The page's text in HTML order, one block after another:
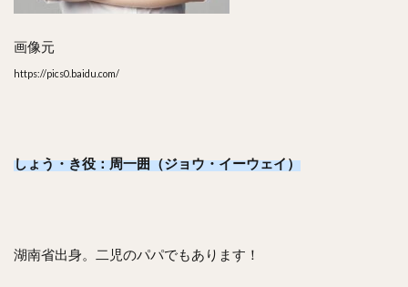
画像元
https://pics0.baidu.com/
しょう・き役：周一囲（ジョウ・イーウェイ）
湖南省出身。二児のパパでもあります！